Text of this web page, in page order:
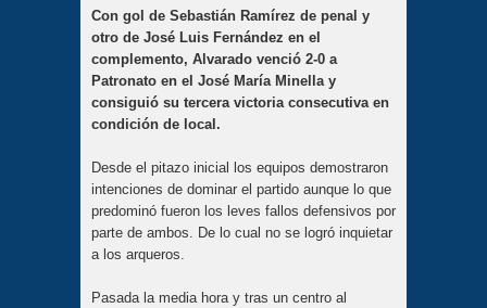
Con gol de Sebastián Ramírez de penal y
otro de José Luis Fernández en el
complemento, Alvarado venció 2-0 a
Patronato en el José María Minella y
consiguió su tercera victoria consecutiva en
condición de local.
Desde el pitazo inicial los equipos demostraron
intenciones de dominar el partido aunque lo que
predominó fueron los leves fallos defensivos por
parte de ambos. De lo cual no se logró inquietar
a los arqueros.
Pasada la media hora y tras un centro al